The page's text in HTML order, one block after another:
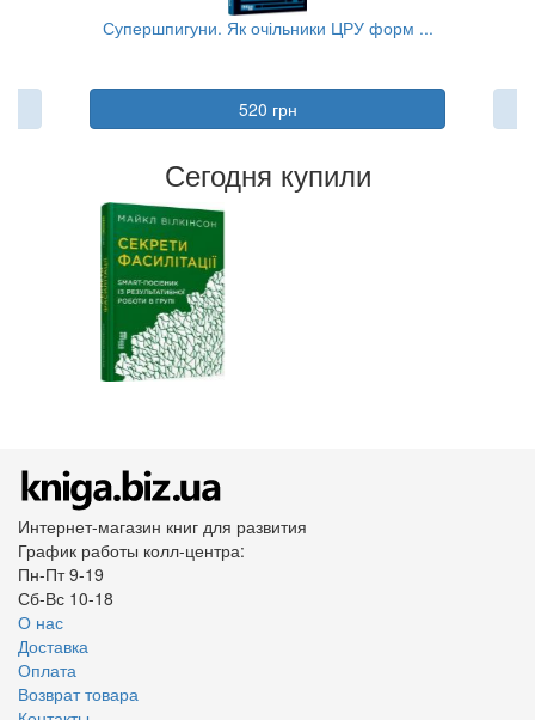
Супершпигуни. Як очільники ЦРУ форм ...
520 грн
Сегодня купили
Интернет-магазин книг для развития
График работы колл-центра:
Пн-Пт 9-19
Сб-Вс 10-18
О нас
Доставка
Оплата
Возврат товара